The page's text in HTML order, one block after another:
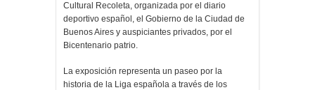
Cultural Recoleta, organizada por el diario
deportivo español, el Gobierno de la Ciudad de
Buenos Aires y auspiciantes privados, por el
Bicentenario patrio.
La exposición representa un paseo por la
historia de la Liga española a través de los